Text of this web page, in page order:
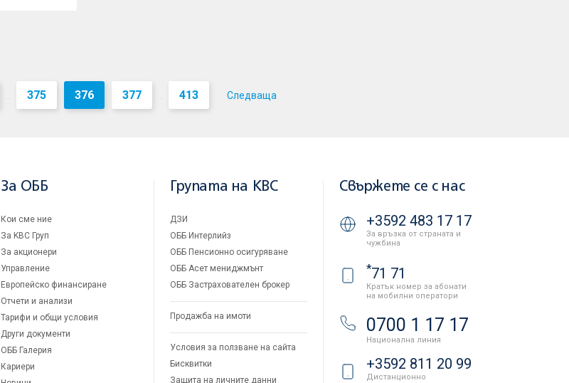
... 375 376 377 ... 413 Следваща
За ОББ
Кои сме ние
За KBC Груп
За акционери
Управление
Европейско финансиране
Отчети и анализи
Тарифи и общи условия
Други документи
ОББ Галерия
Кариери
Групата на KBC
ДЗИ
ОББ Интерлийз
ОББ Пенсионно осигуряване
ОББ Асет мениджмънт
ОББ Застрахователен брокер
Продажба на имоти
Условия за ползване на сайта
Бисквитки
Защита на личните данни
Свържете се с нас
+3592 483 17 17
За връзка от страната и
чужбина
*71 71
Кратък номер за абонати
на мобилни оператори
0700 1 17 17
Национална линия
+3592 811 20 99
Дистанционно